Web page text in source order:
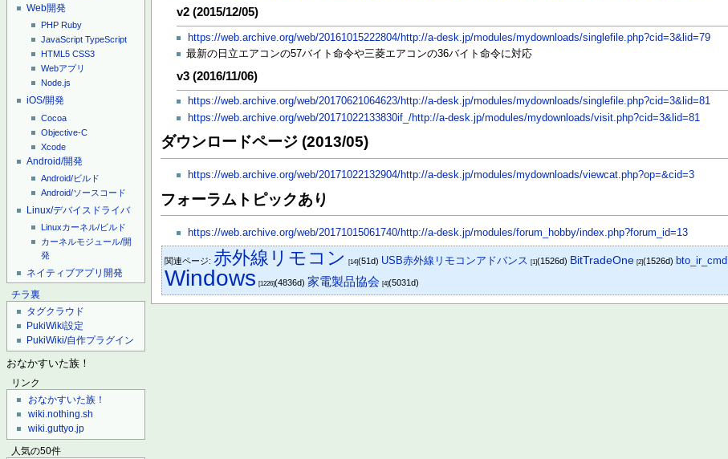
Web開発
PHP Ruby
JavaScript TypeScript
HTML5 CSS3
Webアプリ
Node.js
iOS/開発
Cocoa
Objective-C
Xcode
Android/開発
Android/ビルド
Android/ソースコード
Linux/デバイスドライバ
Linuxカーネル/ビルド
カーネルモジュール/開
発
ネイティブアプリ開発
チラ裏
タグクラウド
PukiWiki設定
PukiWiki/自作プラグイン
おなかすいた族！
リンク
おなかすいた族！
wiki.nothing.sh
wiki.guttyo.jp
人気の50件
v2 (2015/12/05)
https://web.archive.org/web/20161015222804/http://a-desk.jp/modules/mydownloads/singlefile.php?cid=3&lid=79
最新の日立エアコンの57バイト命令や三菱エアコンの36バイト命令に対応
v3 (2016/11/06)
https://web.archive.org/web/20170621064623/http://a-desk.jp/modules/mydownloads/singlefile.php?cid=3&lid=81
https://web.archive.org/web/20171022133830if_/http://a-desk.jp/modules/mydownloads/visit.php?cid=3&lid=81
ダウンロードページ (2013/05)
https://web.archive.org/web/20171022132904/http://a-desk.jp/modules/mydownloads/viewcat.php?op=&cid=3
フォーラムトピックあり
https://web.archive.org/web/20171015061740/http://a-desk.jp/modules/forum_hobby/index.php?forum_id=13
関連ページ:赤外線リモコン [14](51d) USB赤外線リモコンアドバンス [1](1526d) BitTradeOne [2](1526d) bto_ir_cmd
Windows [1226](4836d)家電製品協会 [4](5031d)